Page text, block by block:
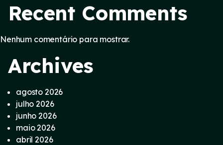
Recent Comments
Nenhum comentário para mostrar.
Archives
agosto 2026
julho 2026
junho 2026
maio 2026
abril 2026